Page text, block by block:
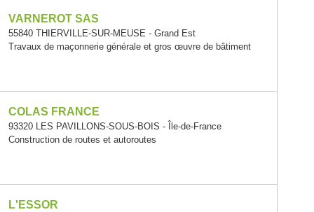
VARNEROT SAS
55840 THIERVILLE-SUR-MEUSE - Grand Est
Travaux de maçonnerie générale et gros œuvre de bâtiment
COLAS FRANCE
93320 LES PAVILLONS-SOUS-BOIS - Île-de-France
Construction de routes et autoroutes
L'ESSOR